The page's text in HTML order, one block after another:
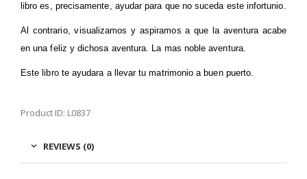
libro es, precisamente, ayudar para que no suceda este infortunio.
Al contrario, visualizamos y aspiramos a que la aventura acabe
en una feliz y dichosa aventura. La mas noble aventura.
Este libro te ayudara a llevar tu matrimonio a buen puerto.
Product ID: L0837
REVIEWS (0)